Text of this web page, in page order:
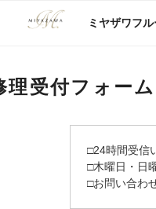
ミヤザワフル
理受付フォーム
□24時間受信
□木曜日・日
□お問い合わ